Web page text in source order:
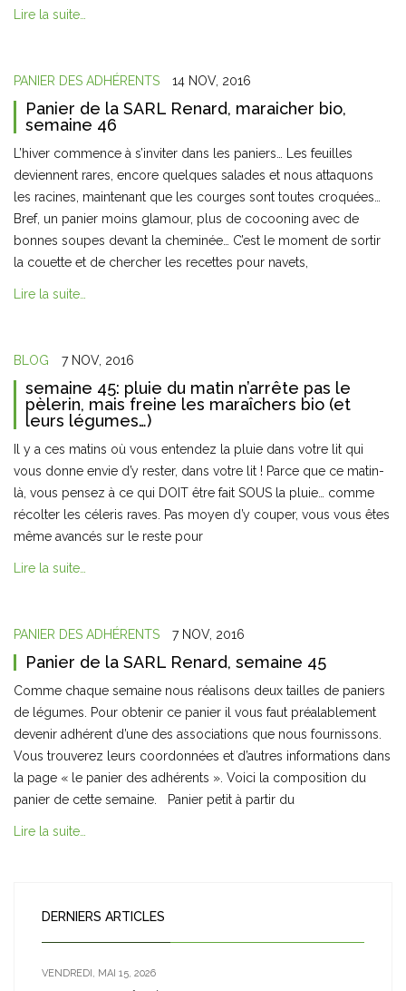
Lire la suite…
PANIER DES ADHÉRENTS 14 NOV, 2016
Panier de la SARL Renard, maraicher bio,
semaine 46
L’hiver commence à s’inviter dans les paniers… Les feuilles
deviennent rares, encore quelques salades et nous attaquons
les racines, maintenant que les courges sont toutes croquées…
Bref, un panier moins glamour, plus de cocooning avec de
bonnes soupes devant la cheminée… C’est le moment de sortir
la couette et de chercher les recettes pour navets,
Lire la suite…
BLOG 7 NOV, 2016
semaine 45: pluie du matin n’arrête pas le
pèlerin, mais freine les maraîchers bio (et
leurs légumes…)
Il y a ces matins où vous entendez la pluie dans votre lit qui
vous donne envie d’y rester, dans votre lit ! Parce que ce matin-
là, vous pensez à ce qui DOIT être fait SOUS la pluie… comme
récolter les céleris raves. Pas moyen d’y couper, vous vous êtes
même avancés sur le reste pour
Lire la suite…
PANIER DES ADHÉRENTS 7 NOV, 2016
Panier de la SARL Renard, semaine 45
Comme chaque semaine nous réalisons deux tailles de paniers
de légumes. Pour obtenir ce panier il vous faut préalablement
devenir adhérent d’une des associations que nous fournissons.
Vous trouverez leurs coordonnées et d’autres informations dans
la page « le panier des adhérents ». Voici la composition du
panier de cette semaine. Panier petit à partir du
Lire la suite…
DERNIERS ARTICLES
VENDREDI, MAI 15, 2026